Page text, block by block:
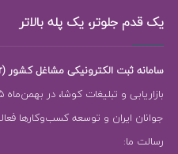
یک قدم جلوتر، یک پله بالاتر
سامانه ثبت الکترونیکی مشاغل کشور (118ejob.ir)
جوانان ایران و توسعه کسب‌وکارها
رسالت ما: